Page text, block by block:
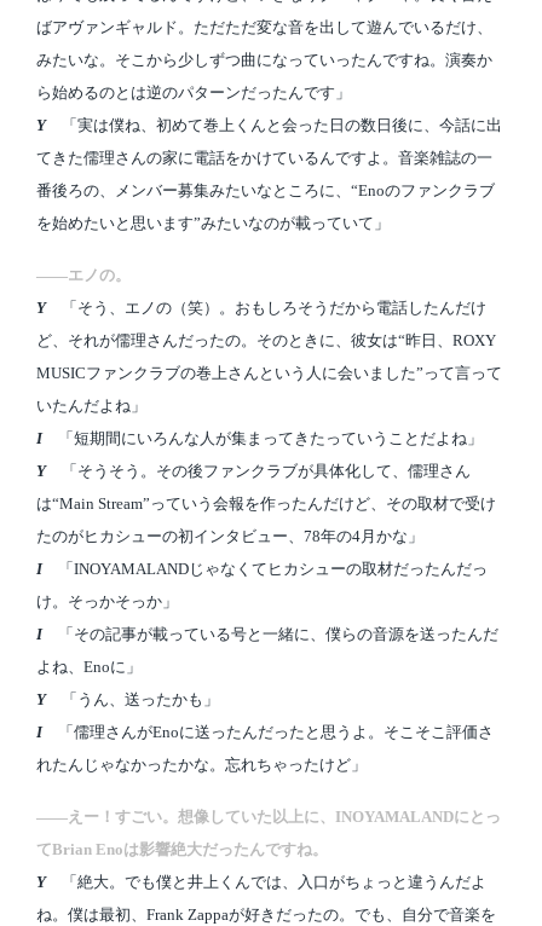
ばアヴァンギャルド。ただただ変な音を出して遊んでいるだけ、
みたいな。そこから少しずつ曲になっていったんですね。演奏か
ら始めるのとは逆のパターンだったんです」
Y「実は僕ね、初めて巻上くんと会った日の数日後に、今話に出
てきた儒理さんの家に電話をかけているんですよ。音楽雑誌の一
番後ろの、メンバー募集みたいなところに、“Enoのファンクラブ
を始めたいと思います”みたいなのが載っていて」
――エノの。
Y「そう、エノの（笑）。おもしろそうだから電話したんだけ
ど、それが儒理さんだったの。そのときに、彼女は“昨日、ROXY
MUSICファンクラブの巻上さんという人に会いました”って言って
いたんだよね」
I「短期間にいろんな人が集まってきたっていうことだよね」
Y「そうそう。その後ファンクラブが具体化して、儒理さん
は“Main Stream”っていう会報を作ったんだけど、その取材で受け
たのがヒカシューの初インタビュー、78年の4月かな」
I「INOYAMALANDじゃなくてヒカシューの取材だったんだっ
け。そっかそっか」
I「その記事が載っている号と一緒に、僕らの音源を送ったんだ
よね、Enoに」
Y「うん、送ったかも」
I「儒理さんがEnoに送ったんだったと思うよ。そこそこ評価さ
れたんじゃなかったかな。忘れちゃったけど」
――えー！すごい。想像していた以上に、INOYAMALANDにとっ
てBrian Enoは影響絶大だったんですね。
Y「絶大。でも僕と井上くんでは、入口がちょっと違うんだよ
ね。僕は最初、Frank Zappaが好きだったの。でも、自分で音楽を